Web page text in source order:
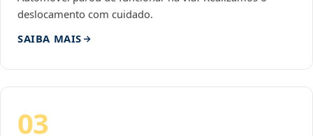
deslocamento com cuidado.
SAIBA MAIS
03